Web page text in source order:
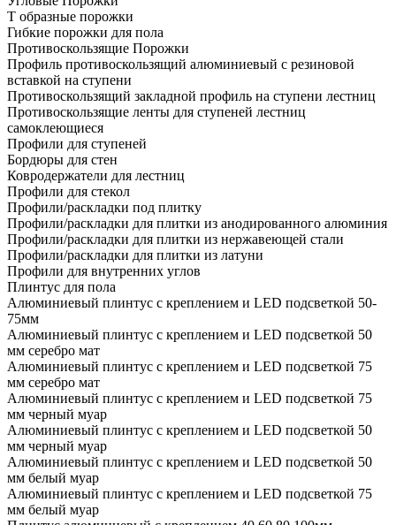
Т образные порожки
Гибкие порожки для пола
Противоскользящие Порожки
Профиль противоскользящий алюминиевый с резиновой
вставкой на ступени
Противоскользящий закладной профиль на ступени лестниц
Противоскользящие ленты для ступеней лестниц
самоклеющиеся
Профили для ступеней
Бордюры для стен
Ковродержатели для лестниц
Профили для стекол
Профили/раскладки под плитку
Профили/раскладки для плитки из анодированного алюминия
Профили/раскладки для плитки из нержавеющей стали
Профили/раскладки для плитки из латуни
Профили для внутренних углов
Плинтус для пола
Алюминиевый плинтус с креплением и LED подсветкой 50-
75мм
Алюминиевый плинтус с креплением и LED подсветкой 50
мм серебро мат
Алюминиевый плинтус с креплением и LED подсветкой 75
мм серебро мат
Алюминиевый плинтус с креплением и LED подсветкой 75
мм черный муар
Алюминиевый плинтус с креплением и LED подсветкой 50
мм черный муар
Алюминиевый плинтус с креплением и LED подсветкой 50
мм белый муар
Алюминиевый плинтус с креплением и LED подсветкой 75
мм белый муар